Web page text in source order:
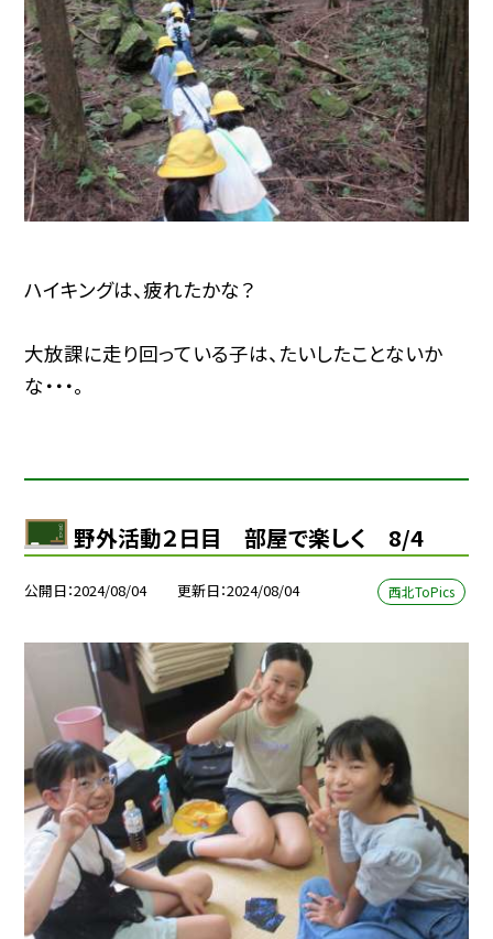
ハイキングは、疲れたかな？
大放課に走り回っている子は、たいしたことないか
な・・・。
野外活動２日目 部屋で楽しく 8/4
公開日 2024/08/04 更新日 2024/08/04 西北ToPics